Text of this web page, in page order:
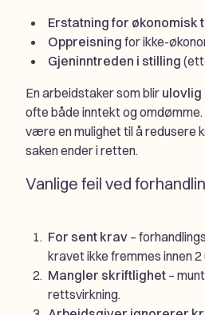
Erstatning for økonomisk
Oppreisning for ikke-
Gjeninntreden i stilling
En arbeidstaker som blir
ofte både inntekt og
være en mulighet til å redusere
saken ender i retten.
Vanlige feil ved
For sent krav –
kravet ikke fremmes innen 2
Mangler skriftlighet –
rettsvirkning.